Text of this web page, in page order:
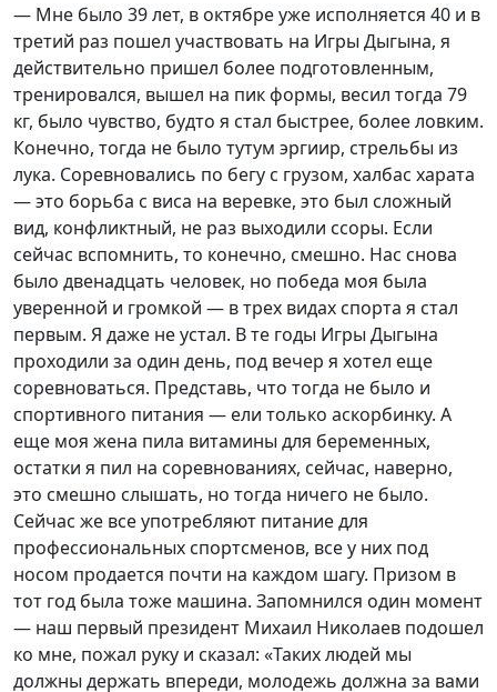
— Мне было 39 лет, в октябре уже исполняется 40 и в
третий раз пошел участвовать на Игры Дыгына, я
действительно пришел более подготовленным,
тренировался, вышел на пик формы, весил тогда 79
кг, было чувство, будто я стал быстрее, более ловким.
Конечно, тогда не было тутум эргиир, стрельбы из
лука. Соревновались по бегу с грузом, халбас харата
— это борьба с виса на веревке, это был сложный
вид, конфликтный, не раз выходили ссоры. Если
сейчас вспомнить, то конечно, смешно. Нас снова
было двенадцать человек, но победа моя была
уверенной и громкой — в трех видах спорта я стал
первым. Я даже не устал. В те годы Игры Дыгына
проходили за один день, под вечер я хотел еще
соревноваться. Представь, что тогда не было и
спортивного питания — ели только аскорбинку. А
еще моя жена пила витамины для беременных,
остатки я пил на соревнованиях, сейчас, наверно,
это смешно слышать, но тогда ничего не было.
Сейчас же все употребляют питание для
профессиональных спортсменов, все у них под
носом продается почти на каждом шагу. Призом в
тот год была тоже машина. Запомнился один момент
— наш первый президент Михаил Николаев подошел
ко мне, пожал руку и сказал: «Таких людей мы
должны держать впереди, молодежь должна за вами